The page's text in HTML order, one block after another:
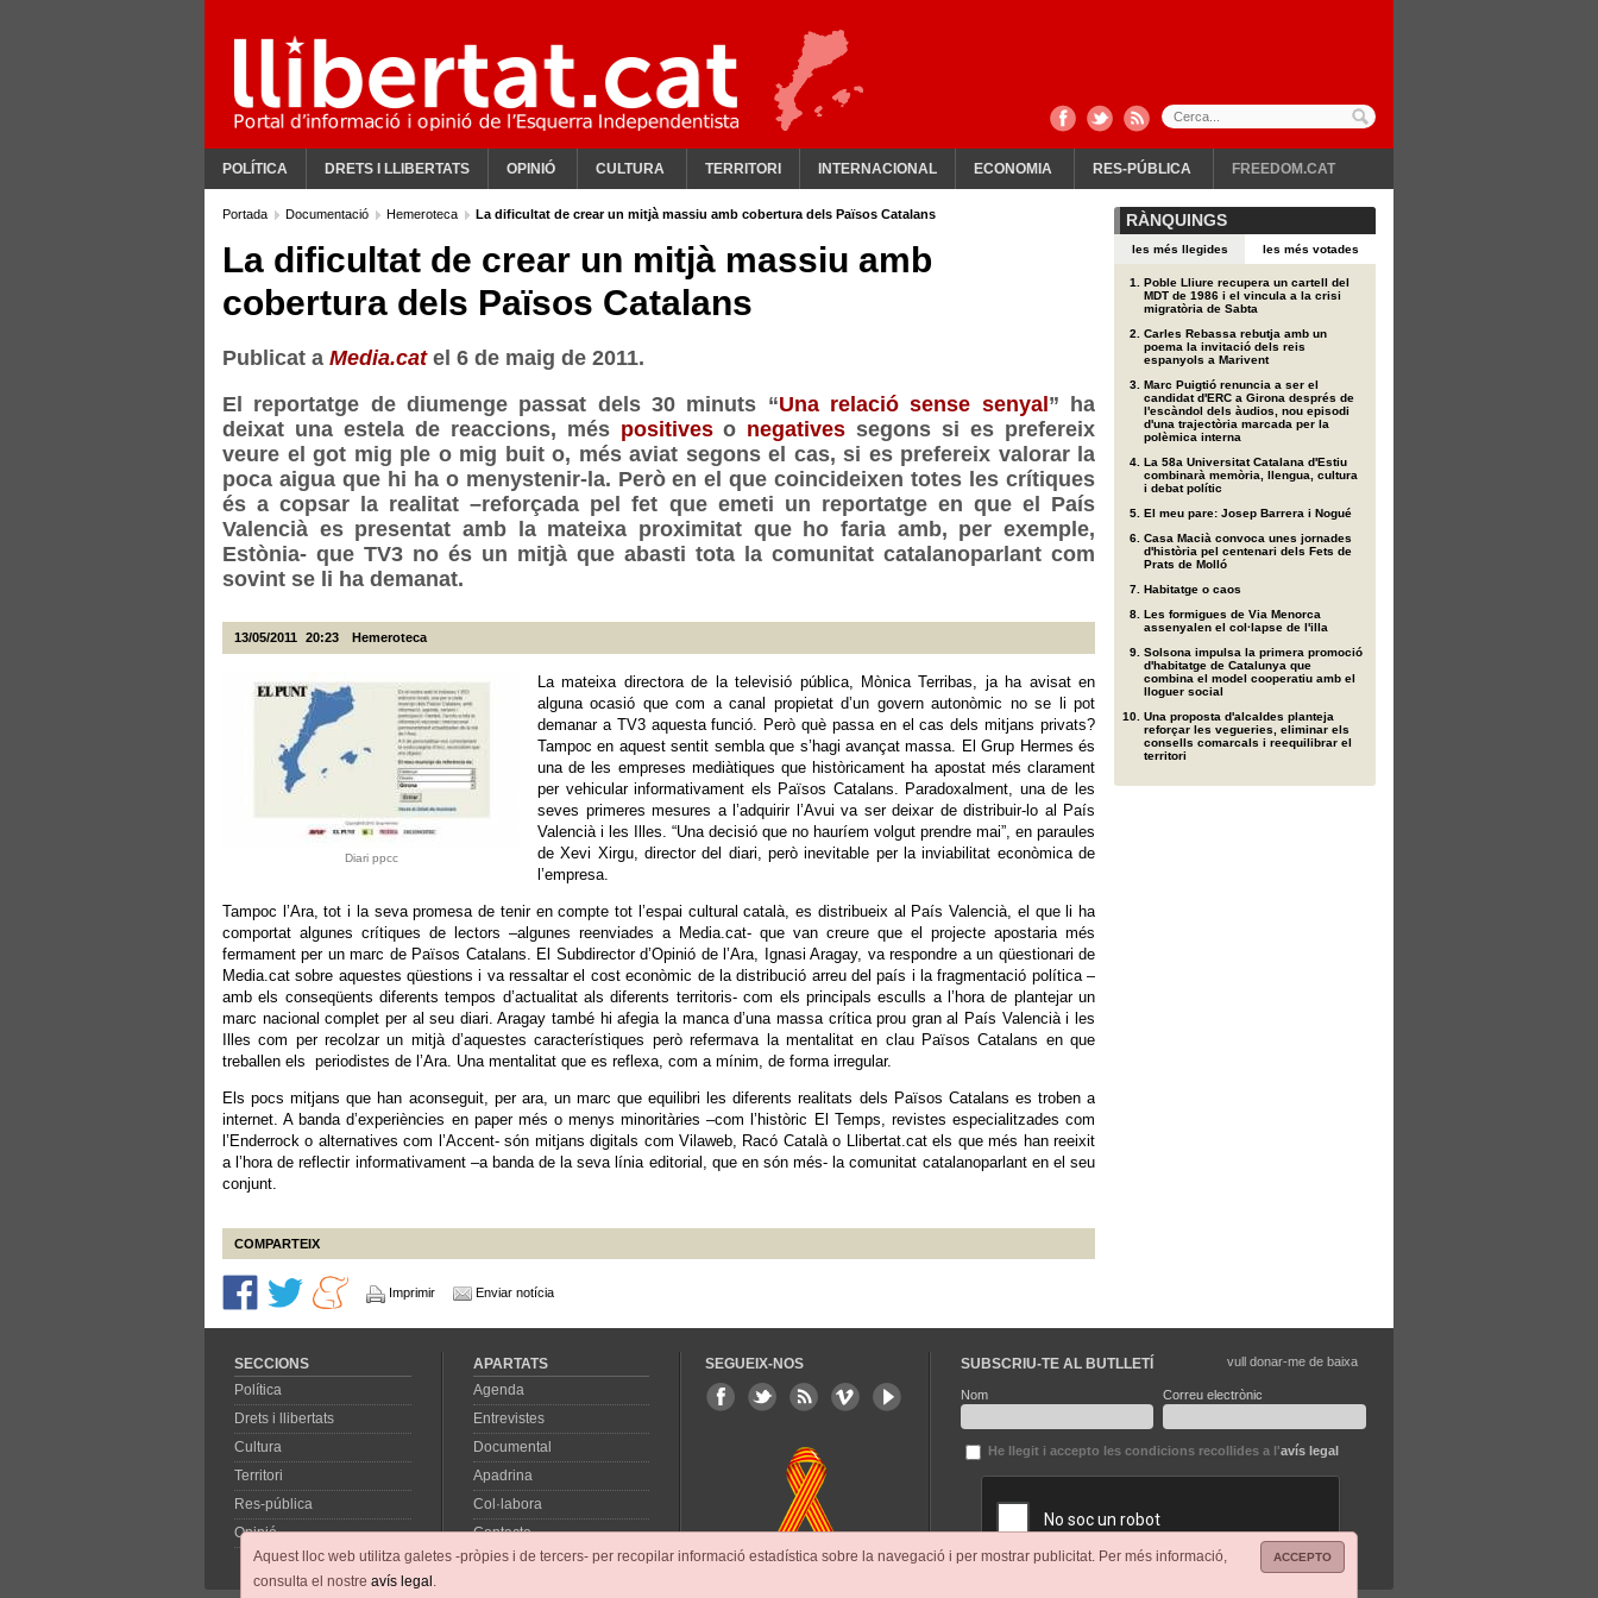
ACCEPTO
Aquest lloc web utilitza galetes -pròpies i de tercers- per recopilar informació estadística sobre la navegació i per mostrar publicitat. Per més informació,
consulta el nostre avís legal .
POLÍTICA DRETS I LLIBERTATS OPINIÓ CULTURA TERRITORI INTERNACIONAL ECONOMIA RES-PÚBLICA FREEDOM.CAT
Portada Documentació Hemeroteca La dificultat de crear un mitjà massiu amb cobertura dels Països Catalans
La dificultat de crear un mitjà massiu amb
cobertura dels Països Catalans
Publicat a Media.catel 6 de maig de 2011.
El reportatge de diumenge passat dels 30 minuts “Una relació sense senyal ” ha
deixat una estela de reaccions, més positiveso negativessegons si es prefereix
veure el got mig ple o mig buit o, més aviat segons el cas, si es prefereix valorar la
poca aigua que hi ha o menystenir-la. Però en el que coincideixen totes les crítiques
és a copsar la realitat –reforçada pel fet que emeti un reportatge en que el País
Valencià es presentat amb la mateixa proximitat que ho faria amb, per exemple,
Estònia- que TV3 no és un mitjà que abasti tota la comunitat catalanoparlant com
sovint se li ha demanat.
13/05/2011 20:23 Hemeroteca
Diari ppcc
La mateixa directora de la televisió pública, Mònica Terribas, ja ha avisat en
alguna ocasió que com a canal propietat d’un govern autonòmic no se li pot
demanar a TV3 aquesta funció. Però què passa en el cas dels mitjans privats?
Tampoc en aquest sentit sembla que s’hagi avançat massa. El Grup Hermes és
una de les empreses mediàtiques que històricament ha apostat més clarament
per vehicular informativament els Països Catalans. Paradoxalment, una de les
seves primeres mesures a l’adquirir l’Avui va ser deixar de distribuir-lo al País
Valencià i les Illes. “Una decisió que no hauríem volgut prendre mai”, en paraules
de Xevi Xirgu, director del diari, però inevitable per la inviabilitat econòmica de
l’empresa.
Tampoc l’Ara, tot i la seva promesa de tenir en compte tot l’espai cultural català, es distribueix al País Valencià, el que li ha
comportat algunes crítiques de lectors –algunes reenviades a Media.cat- que van creure que el projecte apostaria més
fermament per un marc de Països Catalans. El Subdirector d’Opinió de l’Ara, Ignasi Aragay, va respondre a un qüestionari de
Media.cat sobre aquestes qüestions i va ressaltar el cost econòmic de la distribució arreu del país i la fragmentació política –
amb els conseqüents diferents tempos d’actualitat als diferents territoris- com els principals esculls a l’hora de plantejar un
marc nacional complet per al seu diari. Aragay també hi afegia la manca d’una massa crítica prou gran al País Valencià i les
Illes com per recolzar un mitjà d’aquestes característiques però refermava la mentalitat en clau Països Catalans en que
treballen els periodistes de l’Ara. Una mentalitat que es reflexa, com a mínim, de forma irregular.
Els pocs mitjans que han aconseguit, per ara, un marc que equilibri les diferents realitats dels Països Catalans es troben a
internet. A banda d’experiències en paper més o menys minoritàries –com l’històric El Temps, revistes especialitzades com
l’Enderrock o alternatives com l’Accent- són mitjans digitals com Vilaweb, Racó Català o Llibertat.cat els que més han reeixit
a l’hora de reflectir informativament –a banda de la seva línia editorial, que en són més- la comunitat catalanoparlant en el seu
conjunt.
COMPARTEIX
Imprimir Enviar notícia
RÀNQUINGS
les més llegides les més votades
Poble Lliure recupera un cartell del
MDT de 1986 i el vincula a la crisi
migratòria de Sabta
Carles Rebassa rebutja amb un
poema la invitació dels reis
espanyols a Marivent
Marc Puigtió renuncia a ser el
candidat d'ERC a Girona després de
l'escàndol dels àudios, nou episodi
d'una trajectòria marcada per la
polèmica interna
La 58a Universitat Catalana d'Estiu
combinarà memòria, llengua, cultura
i debat polític
El meu pare: Josep Barrera i Nogué
Casa Macià convoca unes jornades
d'història pel centenari dels Fets de
Prats de Molló
Habitatge o caos
Les formigues de Via Menorca
assenyalen el col·lapse de l'illa
Solsona impulsa la primera promoció
d'habitatge de Catalunya que
combina el model cooperatiu amb el
lloguer social
Una proposta d'alcaldes planteja
reforçar les vegueries, eliminar els
consells comarcals i reequilibrar el
territori
SECCIONS
Política
Drets i llibertats
Cultura
Territori
Res-pública
Opinió
APARTATS
Agenda
Entrevistes
Documental
Apadrina
Col·labora
Contacte
SEGUEIX-NOS SUBSCRIU-TE AL BUTLLETÍ
Nom Correu electrònic
He llegit i accepto les condicions recollides a l'avís legal
vull donar-me de baixa